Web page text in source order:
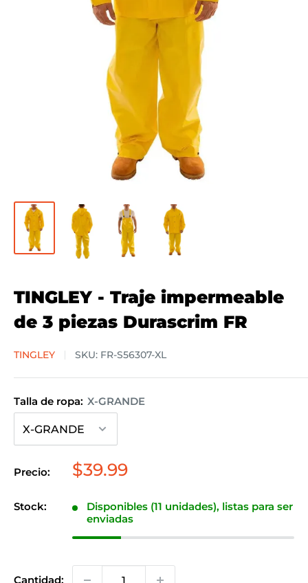
TINGLEY - Traje impermeable
de 3 piezas Durascrim FR
TINGLEY SKU: FR-S56307-XL
Talla de ropa: X-GRANDE
Precio:
Precio
venta
$39.99
Stock:
Disponibles (11 unidades), listas para ser
enviadas
Cantidad: